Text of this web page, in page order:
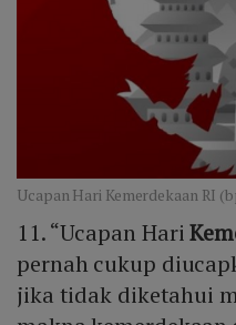
Ucapan Hari Kemerdekaan RI
11. “Ucapan Hari
pernah cukup
jika tidak diketahui